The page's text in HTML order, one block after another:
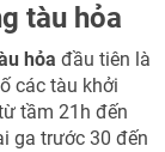
tàu hỏa
hỏa đầu tiên là
các tàu khởi
tầm 21h đến
ga trước 30 đến